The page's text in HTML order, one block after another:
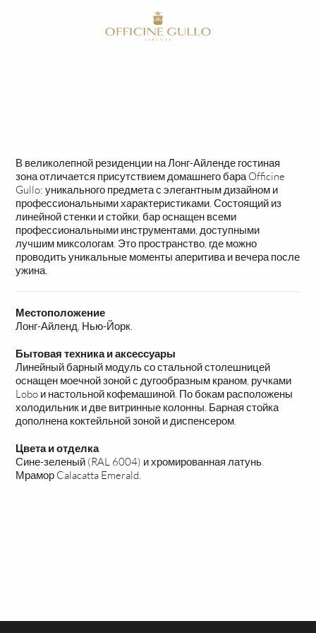
В великолепной резиденции на Лонг-Айленде гостиная
зона отличается присутствием домашнего бара Officine
Gullo: уникального предмета с элегантным дизайном и
профессиональными характеристиками. Состоящий из
линейной стенки и стойки, бар оснащен всеми
профессиональными инструментами, доступными
лучшим миксологам. Это пространство, где можно
проводить уникальные моменты аперитива и вечера после
ужина.
Местоположение
Лонг-Айленд, Нью-Йорк.
Бытовая техника и аксессуары
Линейный барный модуль со стальной столешницей
оснащен моечной зоной с дугообразным краном, ручками
Lobo и настольной кофемашиной. По бокам расположены
холодильник и две витринные колонны. Барная стойка
дополнена коктейльной зоной и диспенсером.
Цвета и отделка
Сине-зеленый (RAL 6004) и хромированная латунь.
Мрамор Calacatta Emerald.